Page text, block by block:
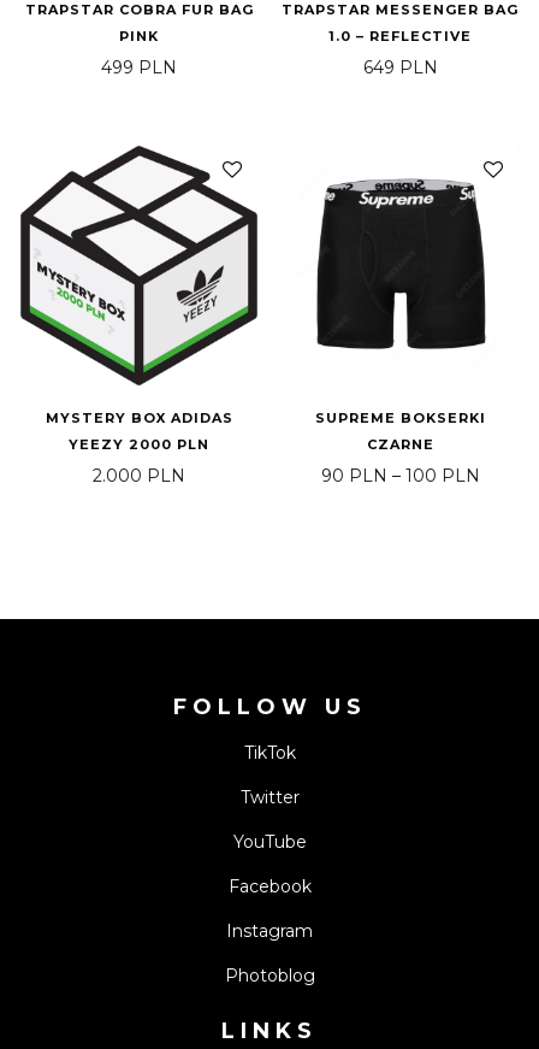
TRAPSTAR COBRA FUR BAG
PINK
499 PLN
TRAPSTAR MESSENGER BAG
1.0 – REFLECTIVE
649 PLN
MYSTERY BOX ADIDAS
YEEZY 2000 PLN
2.000 PLN
SUPREME BOKSERKI
CZARNE
90 PLN – 100 PLN
FOLLOW US
TikTok
Twitter
YouTube
Facebook
Instagram
Photoblog
LINKS